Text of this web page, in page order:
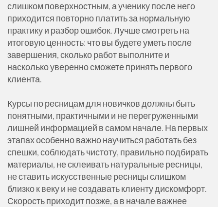
слишком поверхностным, а ученику после него
приходится повторно платить за нормальную
практику и разбор ошибок. Лучше смотреть на
итоговую ценность: что вы будете уметь после
завершения, сколько работ выполните и
насколько уверенно сможете принять первого
клиента.
Курсы по ресницам для новичков должны быть
понятными, практичными и не перегруженными
лишней информацией в самом начале. На первых
этапах особенно важно научиться работать без
спешки, соблюдать чистоту, правильно подбирать
материалы, не склеивать натуральные ресницы,
не ставить искусственные ресницы слишком
близко к веку и не создавать клиенту дискомфорт.
Скорость приходит позже, а в начале важнее